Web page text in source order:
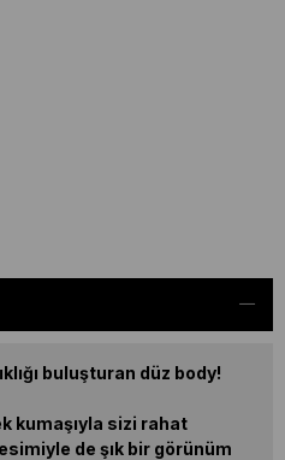
buluşturan düz body!
kumaşıyla sizi rahat
de şık bir görünüm